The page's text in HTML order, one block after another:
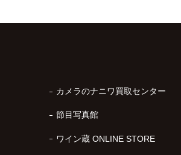
カメラのナニワ買取センター
節目写真館
ワイン蔵 ONLINE STORE